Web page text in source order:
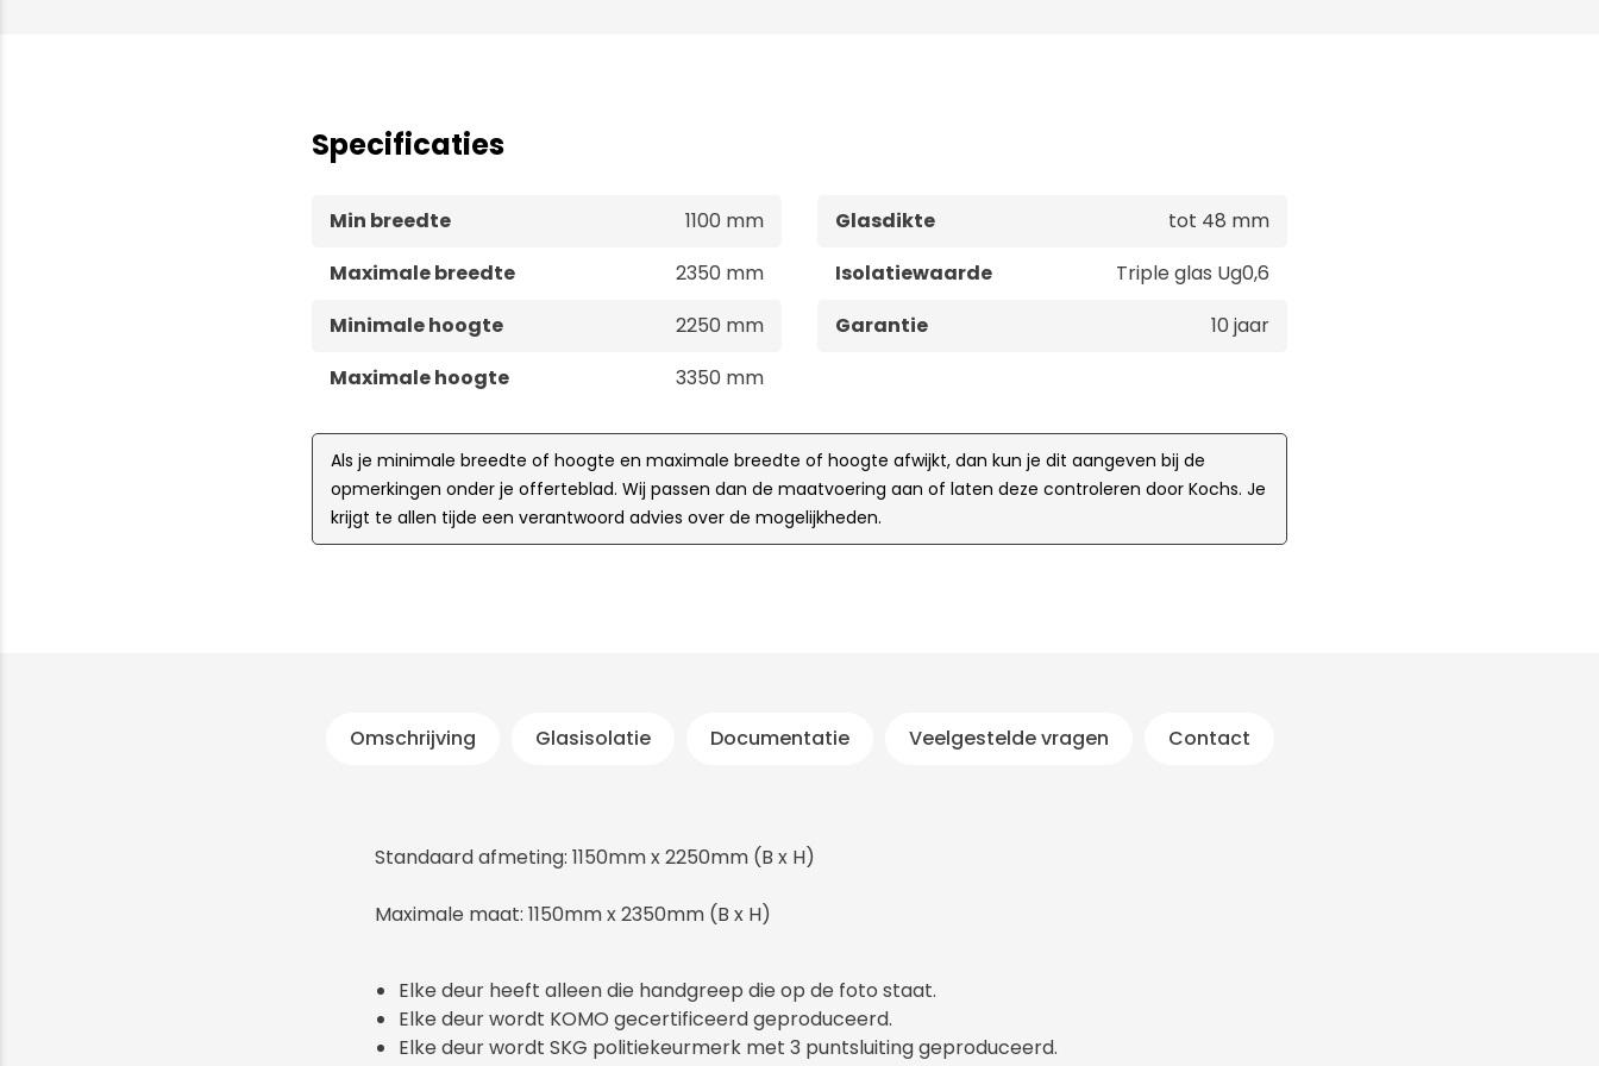
Specificaties
Min breedte
1100 mm
Maximale breedte
2350 mm
Minimale hoogte
2250 mm
Maximale hoogte
3350 mm
Glasdikte
tot 48 mm
Isolatiewaarde
Triple glas Ug0,6
Garantie
10 jaar
Als je minimale breedte of hoogte en maximale breedte of hoogte afwijkt, dan kun je dit aangeven bij de
opmerkingen onder je offerteblad. Wij passen dan de maatvoering aan of laten deze controleren door Kochs. Je
krijgt te allen tijde een verantwoord advies over de mogelijkheden.
Omschrijving Glasisolatie Documentatie Veelgestelde vragen Contact
Standaard afmeting: 1150mm x 2250mm (B x H)
Maximale maat: 1150mm x 2350mm (B x H)
Elke deur heeft alleen die handgreep die op de foto staat.
Elke deur wordt KOMO gecertificeerd geproduceerd.
Elke deur wordt SKG politiekeurmerk met 3 puntsluiting geproduceerd.